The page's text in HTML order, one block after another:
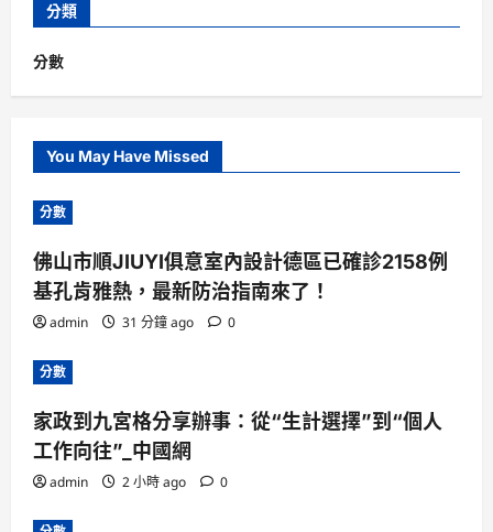
分類
分數
You May Have Missed
分數
佛山市順JIUYI俱意室內設計德區已確診2158例
基孔肯雅熱，最新防治指南來了！
admin 31 分鐘 ago 0
分數
家政到九宮格分享辦事：從“生計選擇”到“個人
工作向往”_中國網
admin 2 小時 ago 0